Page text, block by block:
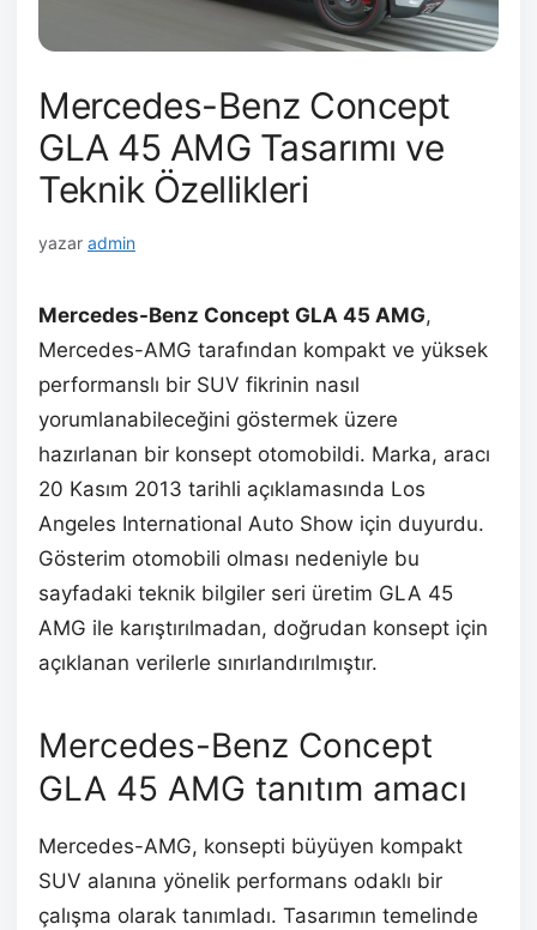
Mercedes-Benz Concept
GLA 45 AMG Tasarımı ve
Teknik Özellikleri
yazar admin
Mercedes-Benz Concept GLA 45 AMG,
Mercedes-AMG tarafından kompakt ve yüksek
performanslı bir SUV fikrinin nasıl
yorumlanabileceğini göstermek üzere
hazırlanan bir konsept otomobildi. Marka, aracı
20 Kasım 2013 tarihli açıklamasında Los
Angeles International Auto Show için duyurdu.
Gösterim otomobili olması nedeniyle bu
sayfadaki teknik bilgiler seri üretim GLA 45
AMG ile karıştırılmadan, doğrudan konsept için
açıklanan verilerle sınırlandırılmıştır.
Mercedes-Benz Concept
GLA 45 AMG tanıtım amacı
Mercedes-AMG, konsepti büyüyen kompakt
SUV alanına yönelik performans odaklı bir
çalışma olarak tanımladı. Tasarımın temelinde